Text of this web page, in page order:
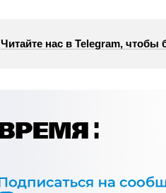
Читайте нас в Telegram,